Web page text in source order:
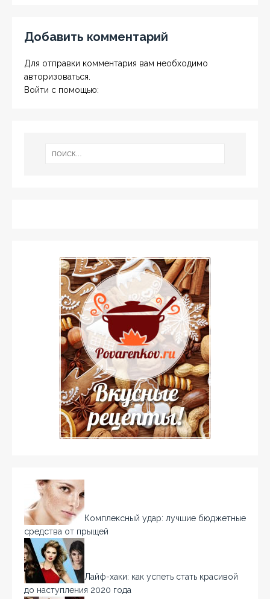
Добавить комментарий
Для отправки комментария вам необходимо
авторизоваться
Войти с помощью:
Комплексный удар: лучшие бюджетные
средства от прыщей
Лайф-хаки: как успеть стать красивой
до наступления 2020 года